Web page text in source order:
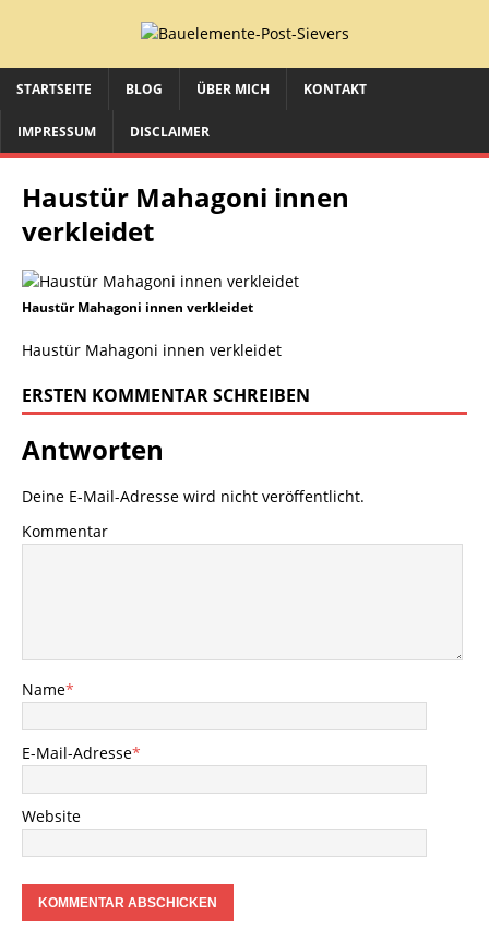
STARTSEITE BLOG ÜBER MICH KONTAKT
IMPRESSUM DISCLAIMER
Haustür Mahagoni innen
verkleidet
Haustür Mahagoni innen verkleidet
Haustür Mahagoni innen verkleidet
ERSTEN KOMMENTAR SCHREIBEN
Antworten
Deine E-Mail-Adresse wird nicht veröffentlicht.
Kommentar
Name*
E-Mail-Adresse*
Website